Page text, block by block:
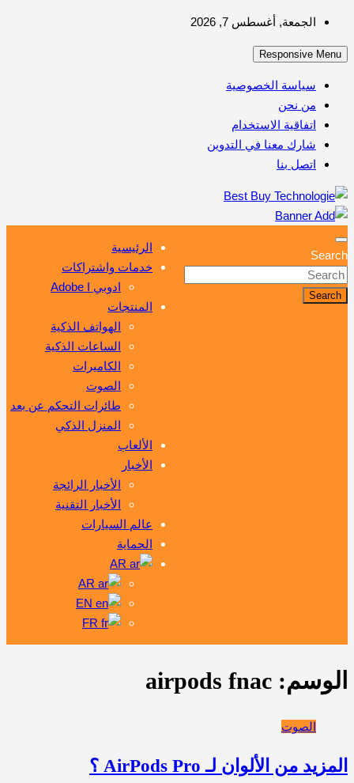
Skip
content
الجمعة, أغسطس 7, 2026
Responsive Menu
سياسة الخصوصية
من نحن
اتفاقية الاستخدام
شارك معنا في التدوين
اتصل بنا
Best Buy Technologie
أهم مبيعات عالم التكنولوجيا
Search
Search
الرئيسية
خدمات واشتراكات
ادوبي Adobe I
المنتجات
الهواتف الذكية
الساعات الذكية
الكاميرات
الصوت
طائرات التحكم عن بعد
المنزل الذكي
الألعاب
الأخبار
الأخبار الرائجة
الأخبار التقنية
عالم السيارات
الحماية
AR
AR
EN
FR
الوسم: airpods fnac
الصوت
المزيد من الألوان لـ AirPods Pro ؟